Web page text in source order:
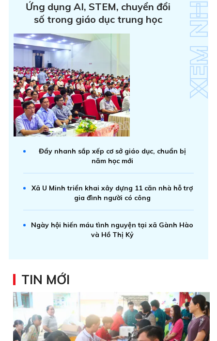
Ứng dụng AI, STEM, chuyển đổi
số trong giáo dục trung học
Đẩy nhanh sắp xếp cơ sở giáo dục, chuẩn bị
năm học mới
Xã U Minh triển khai xây dựng 11 căn nhà hỗ trợ
gia đình người có công
Ngày hội hiến máu tình nguyện tại xã Gành Hào
và Hồ Thị Kỷ
TIN MỚI